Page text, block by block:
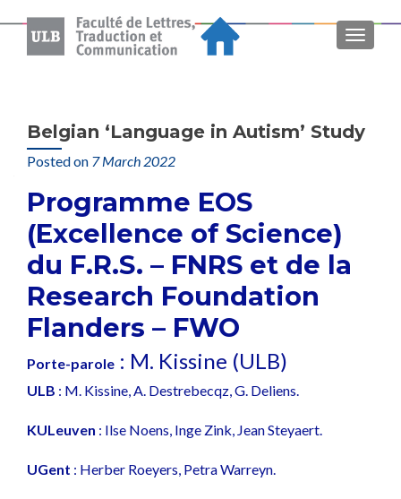
MENU
Belgian ‘Language in Autism’ Study
Posted on 7 March 2022
Programme EOS
(Excellence of Science)
du F.R.S. – FNRS et de la
Research Foundation
Flanders – FWO
Porte-parole : M. Kissine (ULB)
ULB : M. Kissine, A. Destrebecqz, G. Deliens.
KULeuven : Ilse Noens, Inge Zink, Jean Steyaert.
UGent : Herber Roeyers, Petra Warreyn.